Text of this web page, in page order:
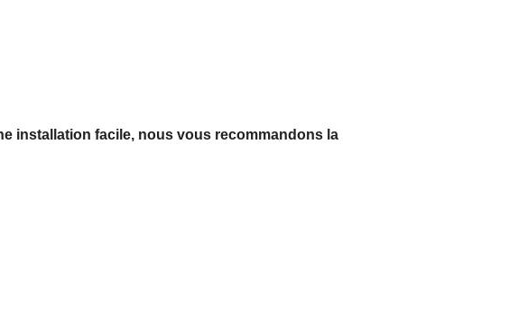
installation facile, nous vous recommandons la